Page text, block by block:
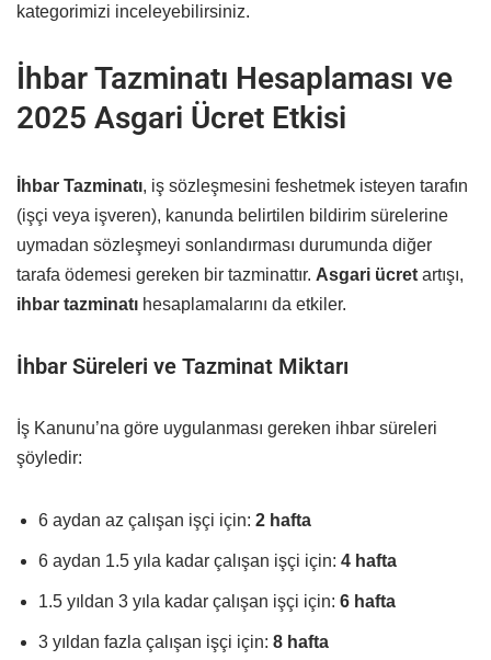
kategorimizi inceleyebilirsiniz.
İhbar Tazminatı Hesaplaması ve
2025 Asgari Ücret Etkisi
İhbar Tazminatı, iş sözleşmesini feshetmek isteyen tarafın
(işçi veya işveren), kanunda belirtilen bildirim sürelerine
uymadan sözleşmeyi sonlandırması durumunda diğer
tarafa ödemesi gereken bir tazminattır. Asgari ücret artışı,
ihbar tazminatı hesaplamalarını da etkiler.
İhbar Süreleri ve Tazminat Miktarı
İş Kanunu’na göre uygulanması gereken ihbar süreleri
şöyledir:
6 aydan az çalışan işçi için: 2 hafta
6 aydan 1.5 yıla kadar çalışan işçi için: 4 hafta
1.5 yıldan 3 yıla kadar çalışan işçi için: 6 hafta
3 yıldan fazla çalışan işçi için: 8 hafta